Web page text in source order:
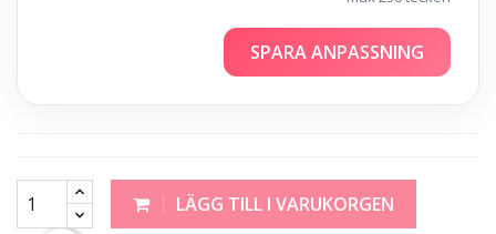
SPARA ANPASSNING
LÄGG TILL I VARUKORGEN